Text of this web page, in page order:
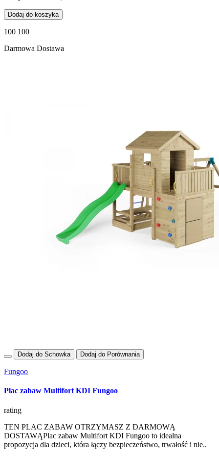
Dodaj do koszyka
100 100
Darmowa Dostawa
Dodaj do Schowka Dodaj do Porównania
Fungoo
Plac zabaw Multifort KDI Fungoo
rating
TEN PLAC ZABAW OTRZYMASZ Z DARMOWĄ
DOSTAWĄPlac zabaw Multifort KDI Fungoo to idealna
propozycja dla dzieci, która łączy bezpieczeństwo, trwałość i nie..